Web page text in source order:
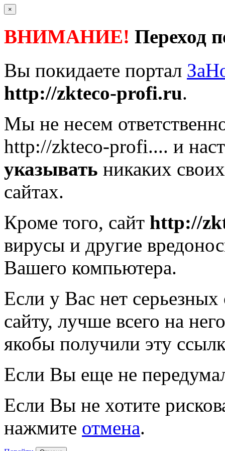
×
ВНИМАНИЕ! Переход
Вы покидаете портал
http://zkteco-profi.ru.
Мы не несем
http://zkteco-profi.... и
указывать никаких
сайтах.
Кроме того, сайт http://
вирусы и другие
Вашего компьютера.
Если у Вас нет
сайту, лучше всего на
якобы получили эту
Если Вы еще не
Если Вы не хотите
нажмите отмена.